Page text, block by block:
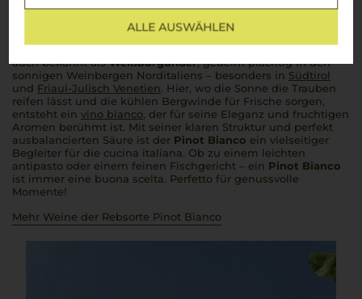
ALLE AUSWÄHLEN
Weißburgunder auf die italienische Art
derPinot Biancoganz klar zur Spitze. Diese edle Rebsorte,
auch bekannt alsWeißburgunder, gedeiht prächtig in den
sonnigen Weinbergen Norditaliens – besonders in Südtirol
und Friaul-Julisch Venetien. Hier, wo die Sonne die Trauben
reifen lässt und die kühlen Bergwinde für Frische sorgen,
entsteht ein vino bianco, der für seine Eleganz und fruchtigen
Aromen berühmt ist. Mit seiner klaren Struktur und perfekt
ausbalancierten Säure ist der Pinot Bianco ein vielseitiger
Begleiter für die cucina italiana. Ob zu einem leichten
antipasto oder einem feinen Fischgericht – ein Pinot Bianco
ist immer eine buona scelta. Perfetto für genussvolle
Momente!
Mehr Weine der Rebsorte Pinot Bianco